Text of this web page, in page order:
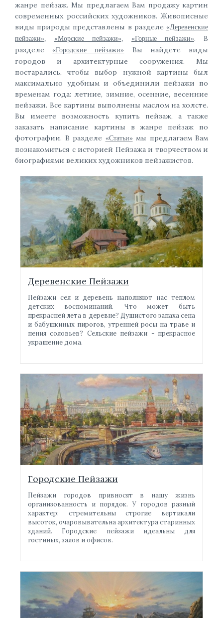
жанре пейзаж. Мы предлагаем Вам продажу картин
современных российских художников. Живописные
виды природы представлены в разделе «Деревенские
пейзажи»,
«Морские пейзажи», «Горные пейзажи». В
разделе
«Городские пейзажи»
Вы найдете виды
городов и архитектурные сооружения. Мы
постарались, чтобы выбор нужной картины был
максимально удобным и объединили пейзажи по
временам года: летние, зимние, осенние, весенние
пейзажи. Все картины выполнены маслом на холсте.
Вы имеете возможность купить пейзаж, а также
заказать написание картины в жанре пейзаж по
фотографии. В разделе «Статьи» мы предлагаем Вам
познакомиться с историей Пейзажа и творчеством и
биографиями великих художников пейзажистов.
Деревенские Пейзажи
Пейзажи сел и деревень наполняют нас теплом
детских воспоминаний. Что может быть
прекрасней лета в деревне? Душистого запаха сена
и бабушкиных пирогов, утренней росы на траве и
пения соловьев? Сельские пейзажи - прекрасное
украшение дома.
Городские Пейзажи
Пейзажи городов привносят в нашу жизнь
организованность и порядок. У городов разный
характер: стремительны строгие вертикали
высоток, очаровывательна архитектура старинных
зданий. Городские пейзажи идеальны для
гостиных, залов и офисов.